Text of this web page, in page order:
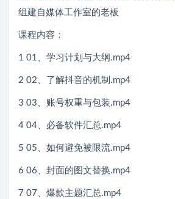
组建自媒体工作室的老板
课程内容：
1 01、学习计划与大纲.mp4
2 02、了解抖音的机制.mp4
3 03、账号权重与包装.mp4
4 04、必备软件汇总.mp4
5 05、如何避免被限流.mp4
6 06、封面的图文替换.mp4
7 07、爆款主题汇总.mp4